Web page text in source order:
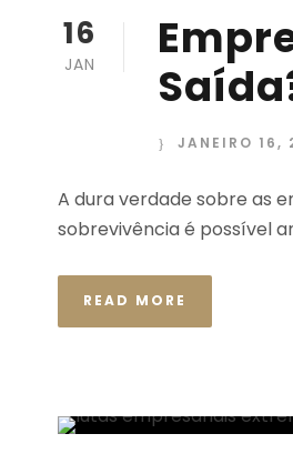
16
JAN
JANEIRO 16,
A dura verdade sobre as
sobrevivência é possível
READ MORE